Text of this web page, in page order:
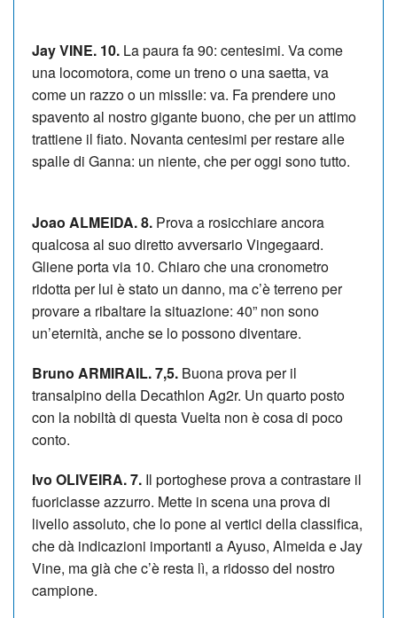
Jay VINE. 10. La paura fa 90: centesimi. Va come
una locomotora, come un treno o una saetta, va
come un razzo o un missile: va. Fa prendere uno
spavento al nostro gigante buono, che per un attimo
trattiene il fiato. Novanta centesimi per restare alle
spalle di Ganna: un niente, che per oggi sono tutto.
Joao ALMEIDA. 8. Prova a rosicchiare ancora
qualcosa al suo diretto avversario Vingegaard.
Gliene porta via 10. Chiaro che una cronometro
ridotta per lui è stato un danno, ma c’è terreno per
provare a ribaltare la situazione: 40” non sono
un’eternità, anche se lo possono diventare.
Bruno ARMIRAIL. 7,5. Buona prova per il
transalpino della Decathlon Ag2r. Un quarto posto
con la nobiltà di questa Vuelta non è cosa di poco
conto.
Ivo OLIVEIRA. 7. Il portoghese prova a contrastare il
fuoriclasse azzurro. Mette in scena una prova di
livello assoluto, che lo pone ai vertici della classifica,
che dà indicazioni importanti a Ayuso, Almeida e Jay
Vine, ma già che c’è resta lì, a ridosso del nostro
campione.